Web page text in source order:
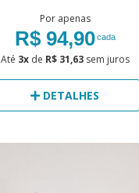
Por apenas
R$ 94,90cada
Até 3xde R$ 31,63sem juros
DETALHES